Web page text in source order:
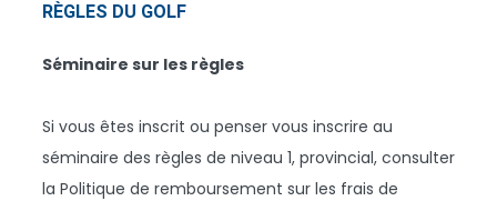
RÈGLES DU GOLF
Séminaire sur les règles
Si vous êtes inscrit ou penser vous inscrire au
séminaire des règles de niveau 1, provincial, consulter
la Politique de remboursement sur les frais de